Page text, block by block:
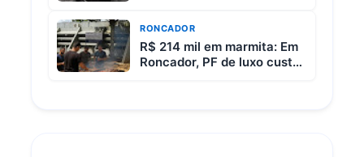
RONCADOR
R$ 214 mil em marmita: Em
Roncador, PF de luxo custa